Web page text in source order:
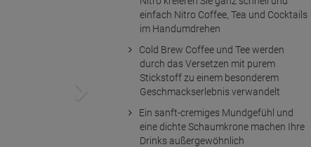
einfach Nitro Coffee, Tea und Cocktails
im Handumdrehen
Cold Brew Coffee und Tee werden
durch das Versetzen mit purem
Stickstoff zu einem besonderem
Geschmackserlebnis verwandelt
Ein sanft-cremiges Mundgefühl und
eine dichte Schaumkrone machen Ihre
Drinks außergewöhnlich